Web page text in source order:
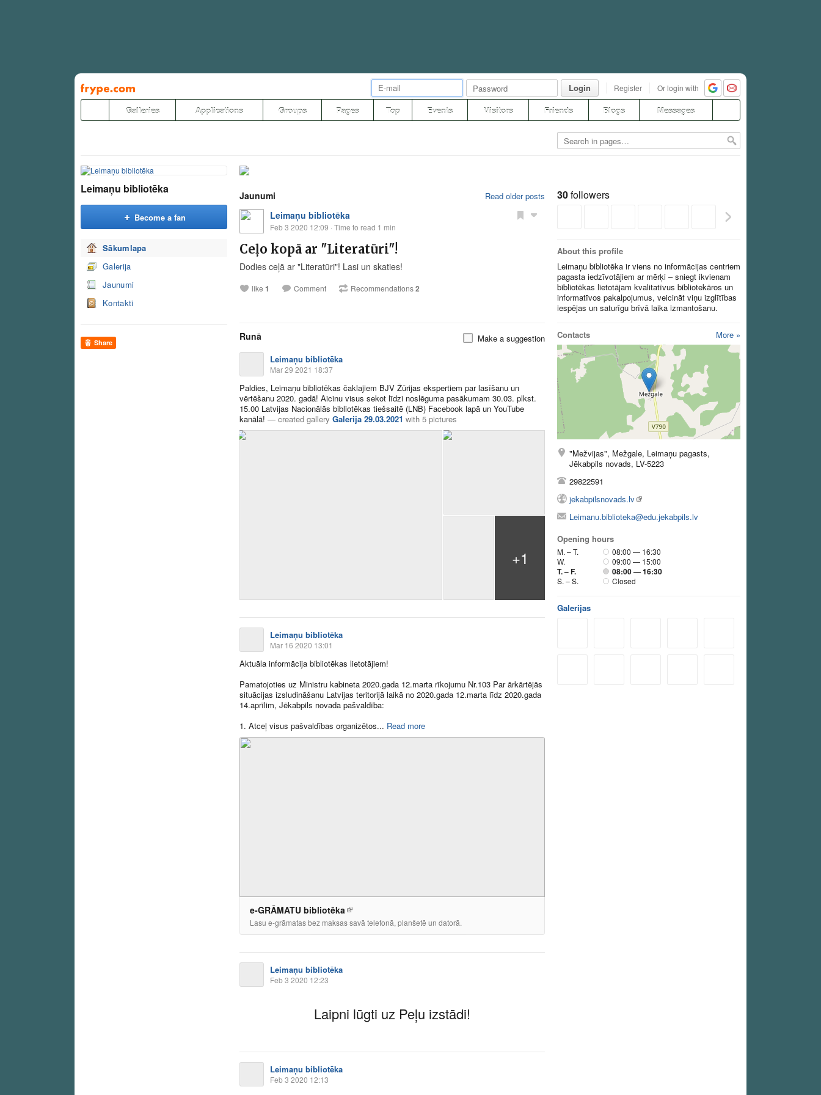
Pāriet
uz
saturu
Login Register Or login with
Galleries Applications Groups Pages Top Events Visitors Friends Blogs Messages
Leimaņu bibliotēka
Become a fan
Sākumlapa
Galerija
Jaunumi
Kontakti
Share
Jaunumi Read older posts
Leimaņu bibliotēka
Feb 3 2020 12:09 · Time to read 1 min
Ceļo kopā ar "Literatūri"!
Dodies ceļā ar "Literatūri"! Lasi un skaties!
like 1 Comment Recommendations2
Runā
Make a suggestion
Leimaņu bibliotēka
Mar 29 2021 18:37
Paldies, Leimaņu bibliotēkas čaklajiem BJV Žūrijas ekspertiem par lasīšanu un
vērtēšanu 2020. gadā! Aicinu visus sekot līdzi noslēguma pasākumam 30.03. plkst.
15.00 Latvijas Nacionālās bibliotēkas tiešsaitē (LNB) Facebook lapā un YouTube
kanālā! — created gallery Galerija 29.03.2021 with 5 pictures
+1
Leimaņu bibliotēka
Mar 16 2020 13:01
Aktuāla informācija bibliotēkas lietotājiem!
Pamatojoties uz Ministru kabineta 2020.gada 12.marta rīkojumu Nr.103 Par ārkārtējās
situācijas izsludināšanu Latvijas teritorijā laikā no 2020.gada 12.marta līdz 2020.gada
14.aprīlim, Jēkabpils novada pašvaldība:
1. Atceļ visus pašvaldības organizētos​... Read more
e-GRĀMATU bibliotēka
Lasu e-grāmatas bez maksas savā telefonā, planšetē un datorā.
Leimaņu bibliotēka
Feb 3 2020 12:23
Laipni lūgti uz Peļu izstādi!
Leimaņu bibliotēka
Feb 3 2020 12:13
30followers
About this profile
Leimaņu bibliotēka ir viens no informācijas centriem
pagasta iedzīvotājiem ar mērķi – sniegt ikvienam
bibliotēkas lietotājam kvalitatīvus bibliotekāros un
informatīvos pakalpojumus, veicināt viņu izglītības
iespējas un saturīgu brīvā laika izmantošanu.
Contacts More »
"Mežvijas", Mežgale, Leimaņu pagasts,
Jēkabpils novads, LV-5223
29822591
jekabpilsnovads.lv
Leimanu.biblioteka@edu.jekabpils.lv
Opening hours
M. – T.
08:00 — 16:30
W.
09:00 — 15:00
T. – F. 08:00 — 16:30
S. – S. Closed
Galerijas